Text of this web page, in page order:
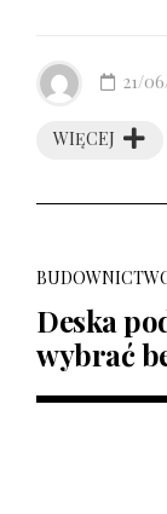
WIĘCEJ
21/
Deska
wybrać